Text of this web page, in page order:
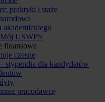
praktyki i staże
akademickiego
USWPS
finansowe
czesne
stypendia dla kandydatów
pracodawcę